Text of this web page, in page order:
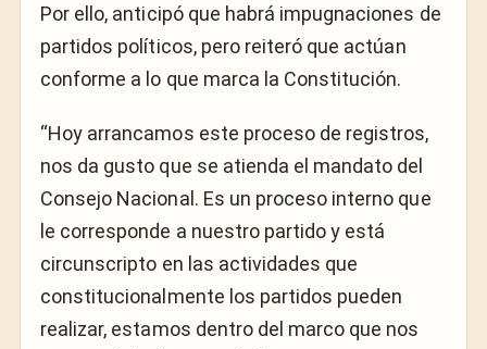
Por ello, anticipó que habrá impugnaciones de
partidos políticos, pero reiteró que actúan
conforme a lo que marca la Constitución.
“Hoy arrancamos este proceso de registros,
nos da gusto que se atienda el mandato del
Consejo Nacional. Es un proceso interno que
le corresponde a nuestro partido y está
circunscripto en las actividades que
constitucionalmente los partidos pueden
realizar, estamos dentro del marco que nos